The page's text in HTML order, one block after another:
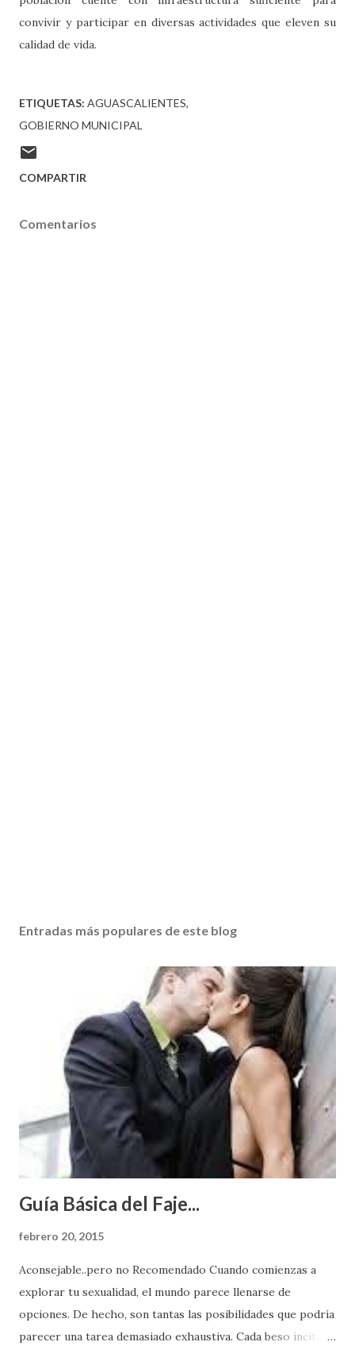
convivir y participar en diversas actividades que eleven su
calidad de vida.
ETIQUETAS: AGUASCALIENTES
GOBIERNO MUNICIPAL
COMPARTIR
Comentarios
Entradas más populares de este blog
Guía Básica del Faje...
febrero 20, 2015
Aconsejable..pero no Recomendado Cuando comienzas a
explorar tu sexualidad, el mundo parece llenarse de
opciones. De hecho, son tantas las posibilidades que podría
parecer una tarea demasiado exhaustiva. Cada beso incita